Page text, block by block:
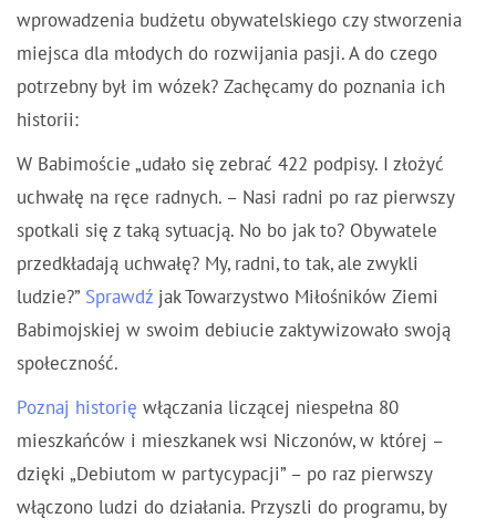
wprowadzenia budżetu obywatelskiego czy stworzenia
miejsca dla młodych do rozwijania pasji. A do czego
potrzebny był im wózek? Zachęcamy do poznania ich
historii:
W Babimoście „udało się zebrać 422 podpisy. I złożyć
uchwałę na ręce radnych. – Nasi radni po raz pierwszy
spotkali się z taką sytuacją. No bo jak to? Obywatele
przedkładają uchwałę? My, radni, to tak, ale zwykli
ludzie?” Sprawdź jak Towarzystwo Miłośników Ziemi
Babimojskiej w swoim debiucie zaktywizowało swoją
społeczność.
Poznaj historię włączania liczącej niespełna 80
mieszkańców i mieszkanek wsi Niczonów, w której –
dzięki „Debiutom w partycypacji” – po raz pierwszy
włączono ludzi do działania. Przyszli do programu, by